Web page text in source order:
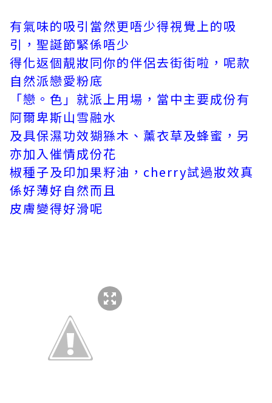
有氣味的吸引當然更唔少得視覺上的吸
引，聖誕節緊係唔少
得化返個靚妝同你的伴侶去街街啦，呢款
自然派戀愛粉底
「戀。色」就派上用場，當中主要成份有
阿爾卑斯山雪融水
及具保濕功效猢猻木、薰衣草及蜂蜜，另
亦加入催情成份花
椒種子及印加果籽油，cherry試過妝效真
係好薄好自然而且
皮膚變得好滑呢